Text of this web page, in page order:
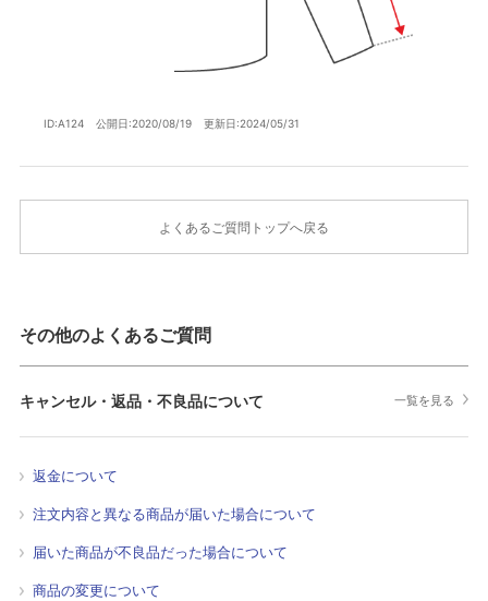
ID:A124 公開日:2020/08/19 更新日:2024/05/31
よくあるご質問トップへ戻る
その他のよくあるご質問
キャンセル・返品・不良品について 一覧を見る
返金について
注文内容と異なる商品が届いた場合について
届いた商品が不良品だった場合について
商品の変更について